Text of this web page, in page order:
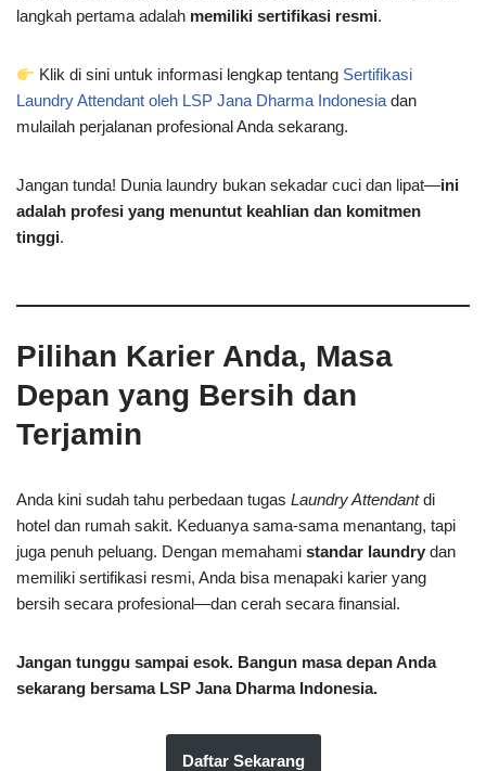
langkah pertama adalah memiliki sertifikasi resmi.
Klik di sini untuk informasi lengkap tentang Sertifikasi
Laundry Attendant oleh LSP Jana Dharma Indonesia dan
mulailah perjalanan profesional Anda sekarang.
Jangan tunda! Dunia laundry bukan sekadar cuci dan lipat—ini
adalah profesi yang menuntut keahlian dan komitmen
tinggi.
Pilihan Karier Anda, Masa
Depan yang Bersih dan
Terjamin
Anda kini sudah tahu perbedaan tugas Laundry Attendantdi
hotel dan rumah sakit. Keduanya sama-sama menantang, tapi
juga penuh peluang. Dengan memahami standar laundry dan
memiliki sertifikasi resmi, Anda bisa menapaki karier yang
bersih secara profesional—dan cerah secara finansial.
Jangan tunggu sampai esok. Bangun masa depan Anda
sekarang bersama LSP Jana Dharma Indonesia.
Daftar Sekarang